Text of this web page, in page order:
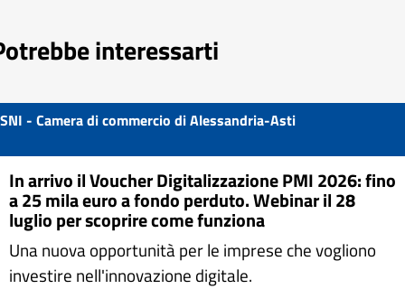
interessarti
SNI - Camera di commercio di Alessandria-Asti
In arrivo il Voucher Digitalizzazione PMI 2026: fino
a 25 mila euro a fondo perduto. Webinar il 28
luglio per scoprire come funziona
Una nuova opportunità per le imprese che vogliono
investire nell'innovazione digitale.